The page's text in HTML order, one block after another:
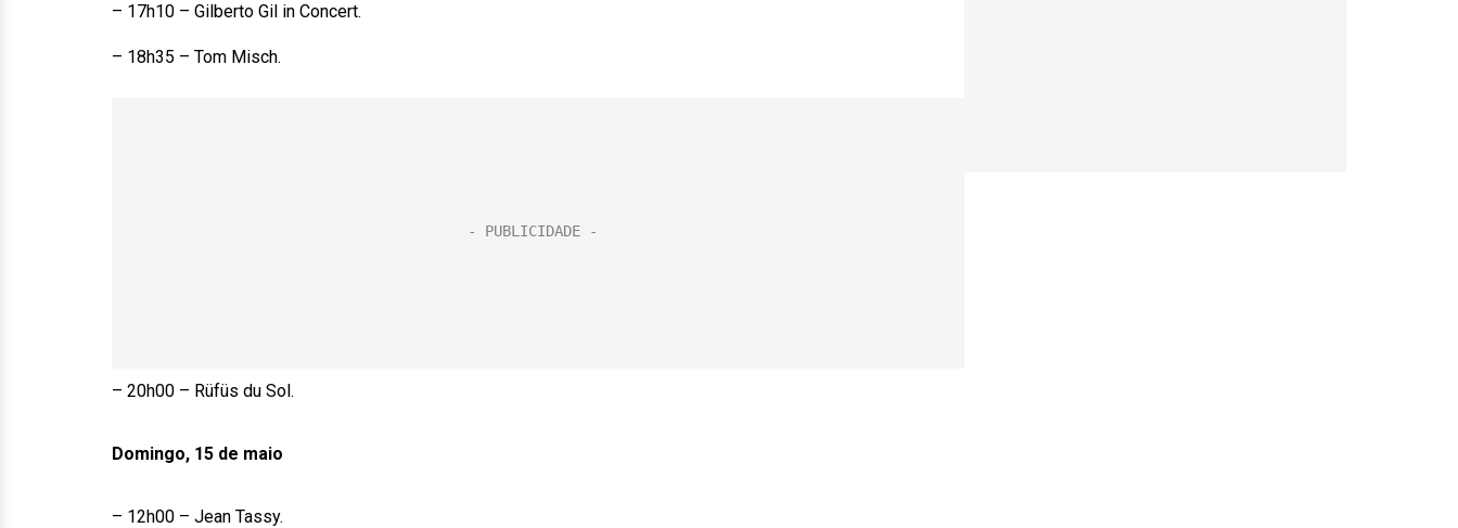
– 17h10 – Gilberto Gil in Concert.
– 18h35 – Tom Misch.
– 20h00 – Rüfüs du Sol.
Domingo, 15 de maio
– 12h00 – Jean Tassy.